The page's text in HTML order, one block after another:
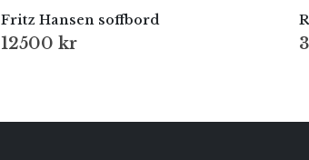
Fritz Hansen soffbord
12500 kr